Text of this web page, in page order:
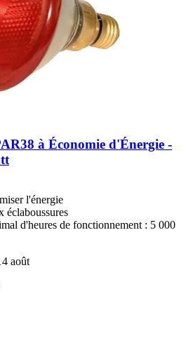
à Économie d'Énergie -​
l'énergie
éclaboussures
d'heures de fonctionnement : 5 000
août